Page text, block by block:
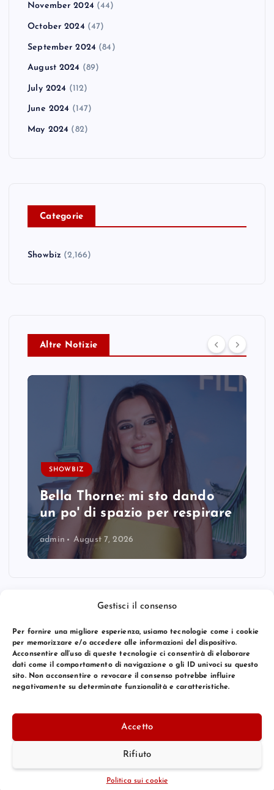
Gestisci il consenso
Per fornire una migliore esperienza, usiamo tecnologie come i cookie
per memorizzare e/o accedere alle informazioni del dispositivo.
Acconsentire all’uso di queste tecnologie ci consentirà di elaborare
dati come il comportamento di navigazione o gli ID univoci su questo
sito. Non acconsentire o revocare il consenso potrebbe influire
negativamente su determinate funzionalità e caratteristiche.
Accetto
Rifiuto
Politica sui cookie
November 2024 (44)
October 2024 (47)
September 2024 (84)
August 2024 (89)
July 2024 (112)
June 2024 (147)
May 2024 (82)
Categorie
Showbiz (2,166)
Altre Notizie
SHOWBIZ
Bella Thorne: mi sto dando
un po' di spazio per respirare
admin August 7, 2026